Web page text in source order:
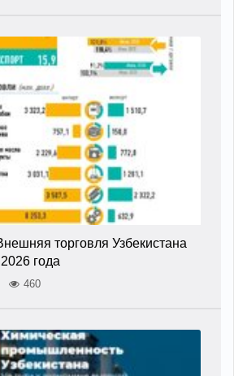
торговля Узбекистана
года
460